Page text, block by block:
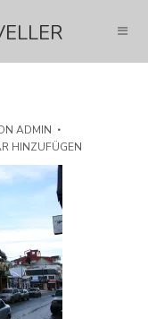
ADMIN
HINZUFÜGEN